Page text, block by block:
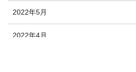
2022年5月
2022年4月